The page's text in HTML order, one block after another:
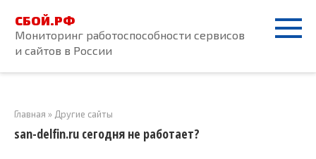
контенту
СБОЙ.РФ
Мониторинг работоспособности сервисов
и сайтов в России
Главная » Другие сайты
san-delfin.ru сегодня не работает?